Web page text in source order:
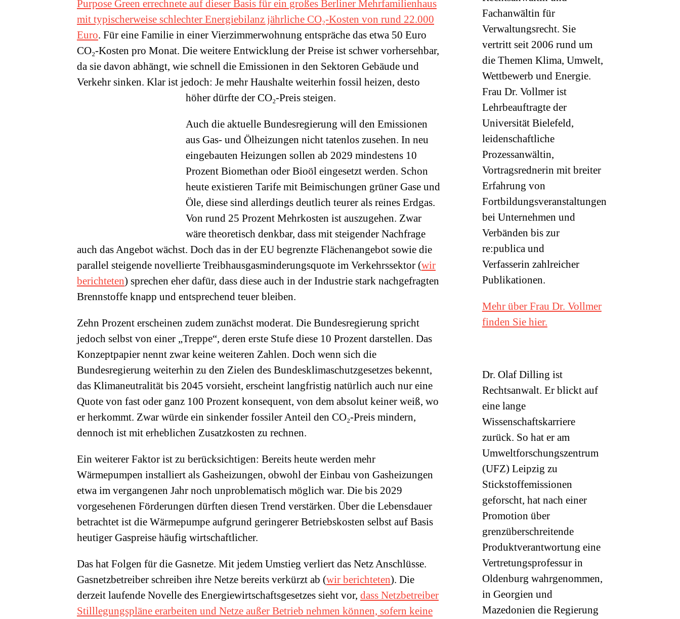
Purpose Green errechnete auf dieser Basis für ein großes Berliner Mehrfamilienhaus
mit typischerweise schlechter Energiebilanz jährliche CO₂-Kosten von rund 22.000
Euro. Für eine Familie in einer Vierzimmerwohnung entspräche das etwa 50 Euro
CO₂-Kosten pro Monat. Die weitere Entwicklung der Preise ist schwer vorhersehbar,
da sie davon abhängt, wie schnell die Emissionen in den Sektoren Gebäude und
Verkehr sinken. Klar ist jedoch: Je mehr Haushalte weiterhin fossil heizen, desto
höher dürfte der CO₂-Preis steigen.
Auch die aktuelle Bundesregierung will den Emissionen
aus Gas- und Ölheizungen nicht tatenlos zusehen. In neu
eingebauten Heizungen sollen ab 2029 mindestens 10
Prozent Biomethan oder Bioöl eingesetzt werden. Schon
heute existieren Tarife mit Beimischungen grüner Gase und
Öle, diese sind allerdings deutlich teurer als reines Erdgas.
Von rund 25 Prozent Mehrkosten ist auszugehen. Zwar
wäre theoretisch denkbar, dass mit steigender Nachfrage
auch das Angebot wächst. Doch das in der EU begrenzte Flächenangebot sowie die
parallel steigende novellierte Treibhausgasminderungsquote im Verkehrssektor (wir
berichteten) sprechen eher dafür, dass diese auch in der Industrie stark nachgefragten
Brennstoffe knapp und entsprechend teuer bleiben.
Zehn Prozent erscheinen zudem zunächst moderat. Die Bundesregierung spricht
jedoch selbst von einer „Treppe“, deren erste Stufe diese 10 Prozent darstellen. Das
Konzeptpapier nennt zwar keine weiteren Zahlen. Doch wenn sich die
Bundesregierung weiterhin zu den Zielen des Bundesklimaschutzgesetzes bekennt,
das Klimaneutralität bis 2045 vorsieht, erscheint langfristig natürlich auch nur eine
Quote von fast oder ganz 100 Prozent konsequent, von dem absolut keiner weiß, wo
er herkommt. Zwar würde ein sinkender fossiler Anteil den CO₂-Preis mindern,
dennoch ist mit erheblichen Zusatzkosten zu rechnen.
Ein weiterer Faktor ist zu berücksichtigen: Bereits heute werden mehr
Wärmepumpen installiert als Gasheizungen, obwohl der Einbau von Gasheizungen
etwa im vergangenen Jahr noch unproblematisch möglich war. Die bis 2029
vorgesehenen Förderungen dürften diesen Trend verstärken. Über die Lebensdauer
betrachtet ist die Wärmepumpe aufgrund geringerer Betriebskosten selbst auf Basis
heutiger Gaspreise häufig wirtschaftlicher.
Das hat Folgen für die Gasnetze. Mit jedem Umstieg verliert das Netz Anschlüsse.
Gasnetzbetreiber schreiben ihre Netze bereits verkürzt ab (wir berichteten). Die
derzeit laufende Novelle des Energiewirtschaftsgesetzes sieht vor, dass Netzbetreiber
Stilllegungspläne erarbeiten und Netze außer Betrieb nehmen können, sofern keine
Fachanwältin für
Verwaltungsrecht. Sie
vertritt seit 2006 rund um
die Themen Klima, Umwelt,
Wettbewerb und Energie.
Frau Dr. Vollmer ist
Lehrbeauftragte der
Universität Bielefeld,
leidenschaftliche
Prozessanwältin,
Vortragsrednerin mit breiter
Erfahrung von
Fortbildungsveranstaltungen
bei Unternehmen und
Verbänden bis zur
re:publica und
Verfasserin zahlreicher
Publikationen.
Mehr über Frau Dr. Vollmer
finden Sie hier.
Dr. Olaf Dilling ist
Rechtsanwalt. Er blickt auf
eine lange
Wissenschaftskarriere
zurück. So hat er am
Umweltforschungszentrum
(UFZ) Leipzig zu
Stickstoffemissionen
geforscht, hat nach einer
Promotion über
grenzüberschreitende
Produktverantwortung eine
Vertretungsprofessur in
Oldenburg wahrgenommen,
in Georgien und
Mazedonien die Regierung